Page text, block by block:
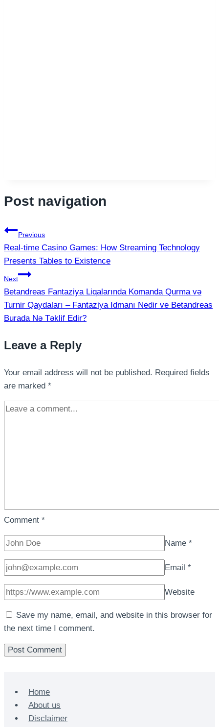
Post navigation
Previous
Real-time Casino Games: How Streaming Technology
Presents Tables to Existence
Next
Betandreas Fantaziya Liqalarında Komanda Qurma və
Turnir Qaydaları – Fantaziya Idmanı Nedir ve Betandreas
Burada Nə Təklif Edir?
Leave a Reply
Your email address will not be published. Required fields
are marked *
Comment *
Name *
Email *
Website
Save my name, email, and website in this browser for
the next time I comment.
Home
About us
Disclaimer